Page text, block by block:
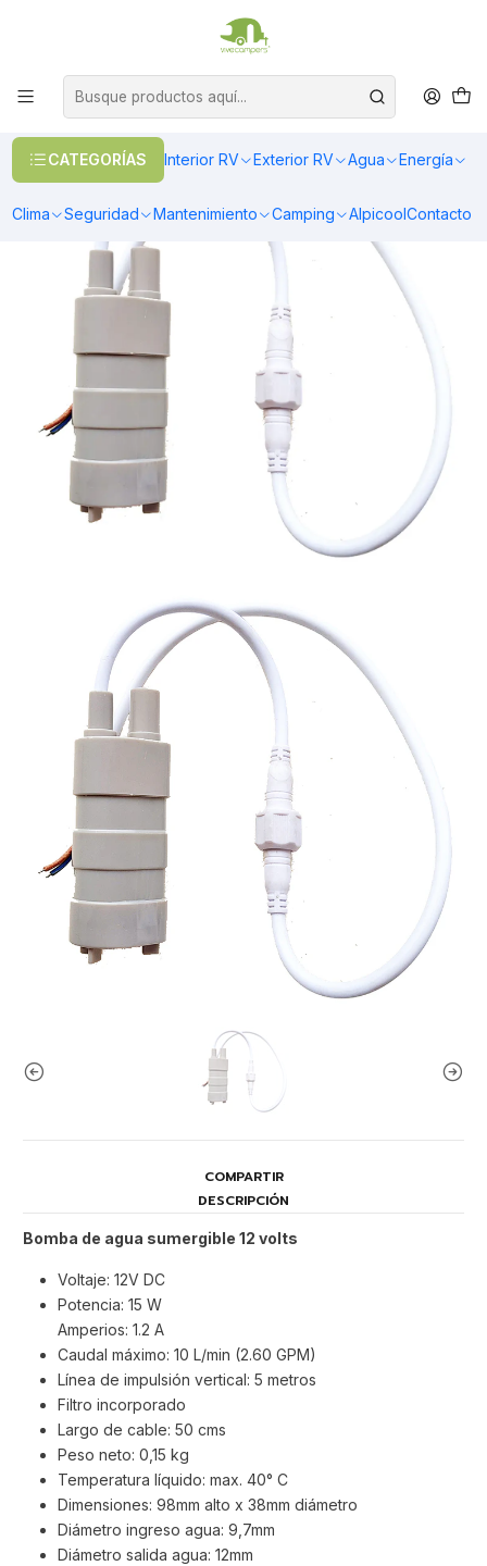
CATEGORÍAS Interior RV Exterior RV Agua Energía
Clima Seguridad Mantenimiento Camping AlpicoolContacto
OFERTAS EN CALEFACCIÓN DIESEL
Bomba de inmersión o sumergible 12V 10L/min
COMPARTIR
DESCRIPCIÓN
Bomba de agua sumergible 12 volts
Voltaje: 12V DC
Potencia: 15 W
Amperios: 1.2 A
Caudal máximo: 10 L/min (2.60 GPM)
Línea de impulsión vertical: 5 metros
Filtro incorporado
Largo de cable: 50 cms
Peso neto: 0,15 kg
Temperatura líquido: max. 40° C
Dimensiones: 98mm alto x 38mm diámetro
Diámetro ingreso agua: 9,7mm
Diámetro salida agua: 12mm